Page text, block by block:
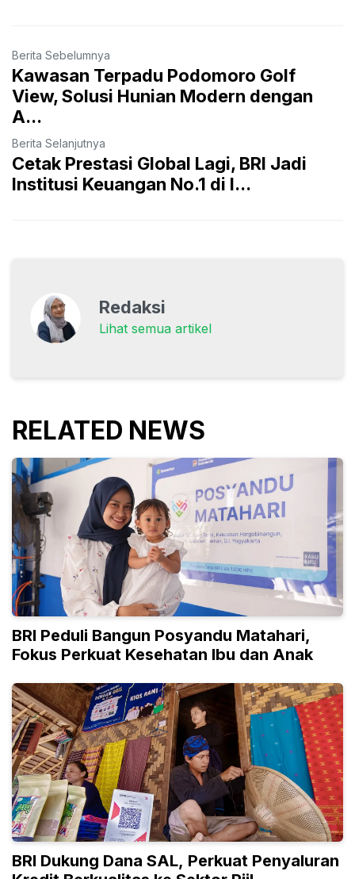
Berita Sebelumnya
Kawasan Terpadu Podomoro Golf
View, Solusi Hunian Modern dengan
A...
Berita Selanjutnya
Cetak Prestasi Global Lagi, BRI Jadi
Institusi Keuangan No.1 di I...
Redaksi
Lihat semua artikel
RELATED NEWS
BRI Peduli Bangun Posyandu Matahari,
Fokus Perkuat Kesehatan Ibu dan Anak
BRI Dukung Dana SAL, Perkuat Penyaluran